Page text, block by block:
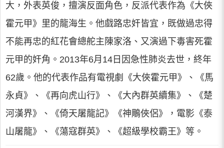
大，外表英俊，擅演反面角色，反派代表作為《大俠
霍元甲》里的龍海生。他戲路忠奸皆宜，既做過忠得
不能再忠的紅花會總舵主陳家洛、又演過下毒害死霍
元甲的奸角。2013年6月14日因急性肺炎去世，終年
62歲。他的代表作品有電視劇《大俠霍元甲》、《馬
永貞》、《再向虎山行》、《大內群英續集》、《楚
河漢界》、《倚天屠龍記》《神鵰俠侶》，電影《泰
山屠龍》、《蕩寇群英》、《超級學校霸王》等。